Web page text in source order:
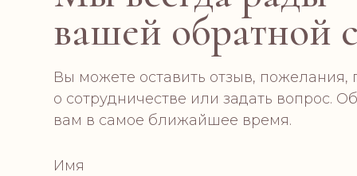
вашей обратной
Вы можете оставить отзыв,
о сотрудничестве или задать вопрос.
вам в самое ближайшее время.
Имя